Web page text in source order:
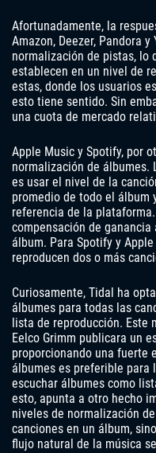
Afortunadamente, la
Amazon, Deezer, Pandora
normalización de pistas, lo
establecen en un nivel de
estas, donde los usuarios
esto tiene sentido. Sin
una cuota de mercado
Apple Music y Spotify, por
normalización de álbumes.
es usar el nivel de la
promedio de todo el
referencia de la
compensación de ganancia
álbum. Para Spotify y
reproducen dos o más
Curiosamente, Tidal ha
álbumes para todas las
lista de reproducción. Este
Eelco Grimm publicara un
proporcionando una fuerte
álbumes es preferible para
escuchar álbumes como
esto, apunta a otro hecho
niveles de normalización
canciones en un álbum,
flujo natural de la música